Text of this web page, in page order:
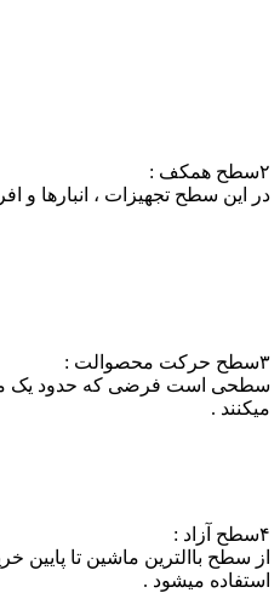
سیستم سپتیک و
۲سطح همکف :
در این سطح تجهیزات ، انبارها و
طبقه ی
۳سطح حرکت محصوالت :
سطحی است فرضی که حدود یک متر
میکنند .
سطح حرکت
۴سطح آزاد :
از سطح باالترین ماشین تا
استفاده میشود .